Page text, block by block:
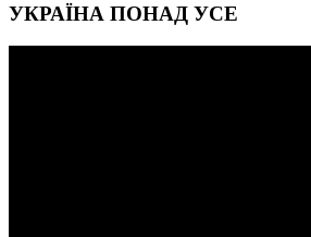
УКРАЇНА ПОНАД УСЕ